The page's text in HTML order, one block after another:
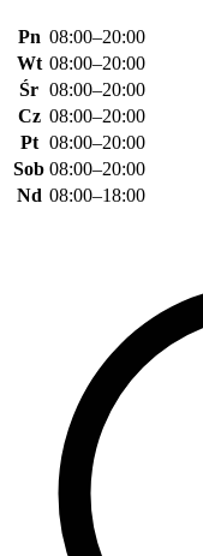
Pn 08:00–20:00
Wt 08:00–20:00
Śr 08:00–20:00
Cz 08:00–20:00
Pt 08:00–20:00
Sob 08:00–20:00
Nd 08:00–18:00